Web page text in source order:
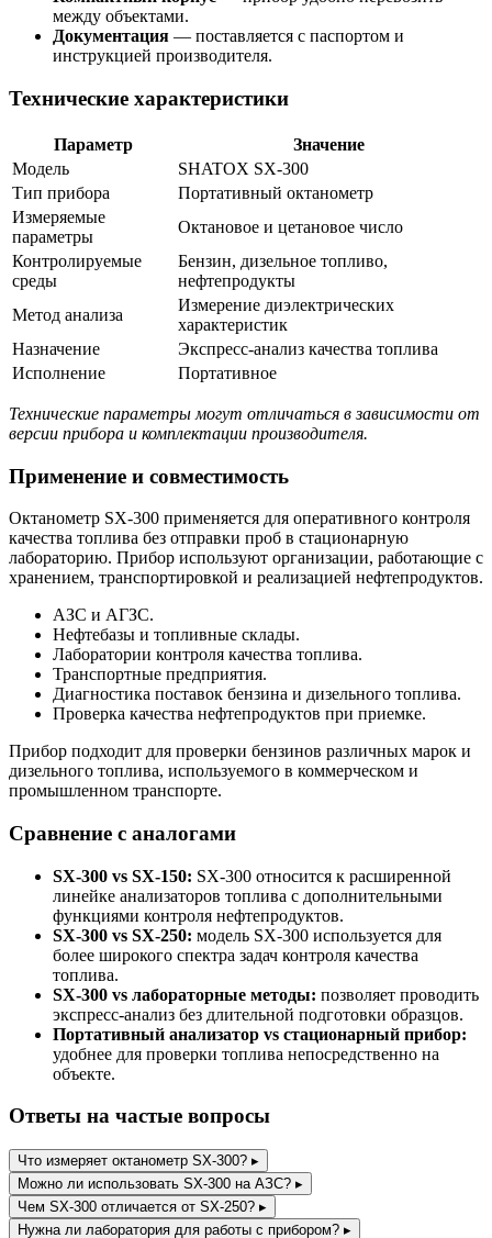
между объектами.
Документация — поставляется с паспортом и
инструкцией производителя.
Технические характеристики
Параметр
Значение
Модель
SHATOX SX-300
Тип прибора
Портативный октанометр
Измеряемые
параметры
Октановое и цетановое число
Контролируемые
среды
Бензин, дизельное топливо,
нефтепродукты
Метод анализа
Измерение диэлектрических
характеристик
Назначение
Экспресс-анализ качества топлива
Исполнение
Портативное
Технические параметры могут отличаться в зависимости от
версии прибора и комплектации производителя.
Применение и совместимость
Октанометр SX-300 применяется для оперативного контроля
качества топлива без отправки проб в стационарную
лабораторию. Прибор используют организации, работающие с
хранением, транспортировкой и реализацией нефтепродуктов.
АЗС и АГЗС.
Нефтебазы и топливные склады.
Лаборатории контроля качества топлива.
Транспортные предприятия.
Диагностика поставок бензина и дизельного топлива.
Проверка качества нефтепродуктов при приемке.
Прибор подходит для проверки бензинов различных марок и
дизельного топлива, используемого в коммерческом и
промышленном транспорте.
Сравнение с аналогами
SX-300 vs SX-150: SX-300 относится к расширенной
линейке анализаторов топлива с дополнительными
функциями контроля нефтепродуктов.
SX-300 vs SX-250: модель SX-300 используется для
более широкого спектра задач контроля качества
топлива.
SX-300 vs лабораторные методы: позволяет проводить
экспресс-анализ без длительной подготовки образцов.
Портативный анализатор vs стационарный прибор:
удобнее для проверки топлива непосредственно на
объекте.
Ответы на частые вопросы
Что измеряет октанометр SX-300? ▸
Можно ли использовать SX-300 на АЗС? ▸
Чем SX-300 отличается от SX-250? ▸
Нужна ли лаборатория для работы с прибором? ▸